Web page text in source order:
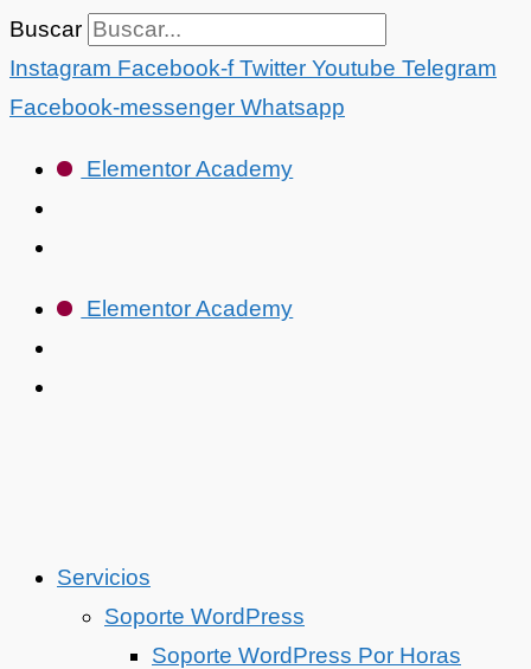
Ir
al
contenido
Buscar
Instagram Facebook-f Twitter Youtube Telegram
Facebook-messenger Whatsapp
Elementor Academy
Elementor Academy
Servicios
Soporte WordPress
Soporte WordPress Por Horas